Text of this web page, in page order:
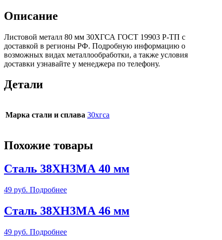
Описание
Листовой металл 80 мм 30ХГСА ГОСТ 19903 Р-ТП c
доставкой в регионы РФ. Подробную информацию о
возможных видах металлообработки, а также условия
доставки узнавайте у менеджера по телефону.
Детали
Марка стали и сплава 30хгса
Похожие товары
Сталь 38ХН3МА 40 мм
49 руб. Подробнее
Сталь 38ХН3МА 46 мм
49 руб. Подробнее